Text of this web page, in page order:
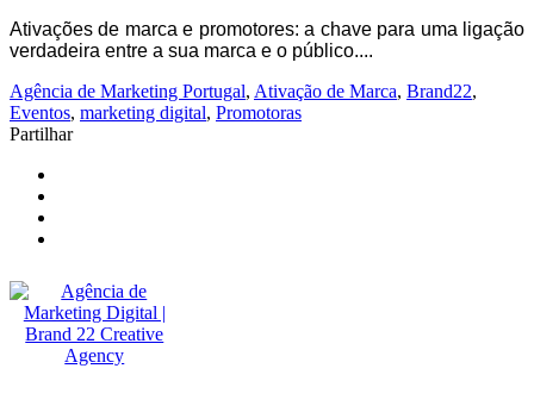
Ativações de marca e promotores: a chave para uma ligação
verdadeira entre a sua marca e o público....
Agência de Marketing Portugal, Ativação de Marca, Brand22,
Eventos, marketing digital, Promotoras
Partilhar